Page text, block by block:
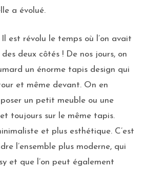
a évolué.
est révolu le temps où l’on avait
deux côtés ! De nos jours, on
un énorme tapis design qui
et même devant. On en
un petit meuble ou une
toujours sur le même tapis.
et plus esthétique. C’est
l’ensemble plus moderne, qui
et que l’on peut également